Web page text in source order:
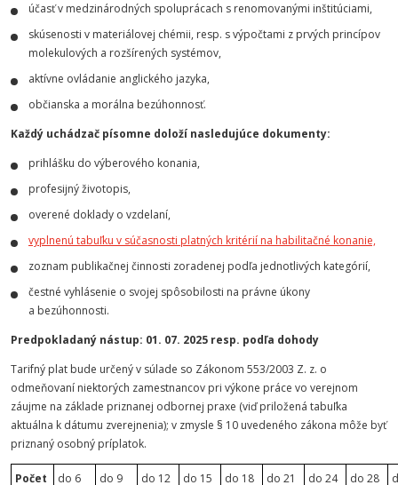
účasť v medzinárodných spoluprácach s renomovanými inštitúciami,
skúsenosti v materiálovej chémii, resp. s výpočtami z prvých princípov
molekulových a rozšírených systémov,
aktívne ovládanie anglického jazyka,
občianska a morálna bezúhonnosť.
Každý uchádzač písomne doloží nasledujúce dokumenty:
prihlášku do výberového konania,
profesijný životopis,
overené doklady o vzdelaní,
vyplnenú tabuľku v súčasnosti platných kritérií na habilitačné konanie,
zoznam publikačnej činnosti zoradenej podľa jednotlivých kategórií,
čestné vyhlásenie o svojej spôsobilosti na právne úkony
a bezúhonnosti.
Predpokladaný nástup: 01. 07. 2025 resp. podľa dohody
Tarifný plat bude určený v súlade so Zákonom 553/2003 Z. z. o
odmeňovaní niektorých zamestnancov pri výkone práce vo verejnom
záujme na základe priznanej odbornej praxe (viď priložená tabuľka
aktuálna k dátumu zverejnenia); v zmysle § 10 uvedeného zákona môže byť
priznaný osobný príplatok.
Počet
do 6 do 9 do 12 do 15 do 18 do 21 do 24 do 28